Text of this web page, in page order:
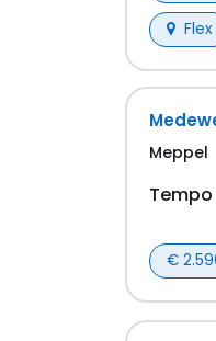
Flex
Meppel
€